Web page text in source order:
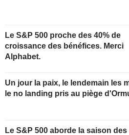
Le S&P 500 proche des 40% de
croissance des bénéfices. Merci
Alphabet.
Un jour la paix, le lendemain les
le no landing pris au piège
Le S&P 500 aborde la saison des